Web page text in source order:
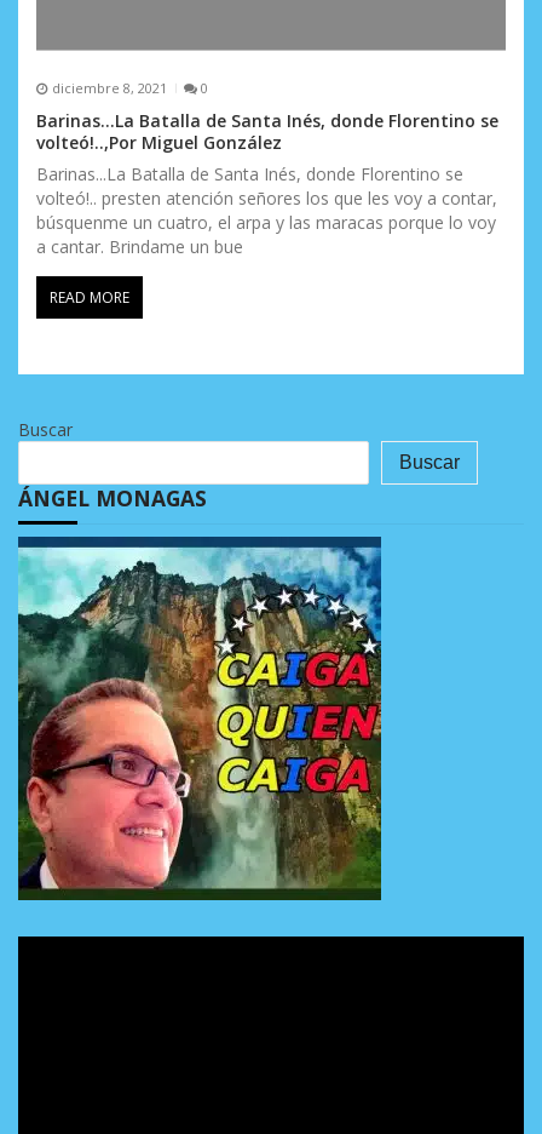
diciembre 8, 2021 0
Barinas…La Batalla de Santa Inés, donde Florentino se
volteó!..,Por Miguel González
Barinas...La Batalla de Santa Inés, donde Florentino se
volteó!.. presten atención señores los que les voy a contar,
búsquenme un cuatro, el arpa y las maracas porque lo voy
a cantar. Brindame un bue
READ MORE
Buscar
Buscar
ÁNGEL MONAGAS